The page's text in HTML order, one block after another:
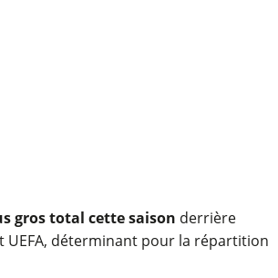
gros total cette saison derrière
UEFA, déterminant pour la répartition